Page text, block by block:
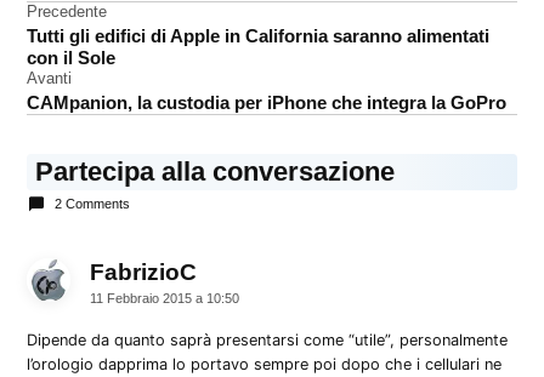
Navigazione
articoli
Precedente
Tutti gli edifici di Apple in California saranno alimentati
con il Sole
Avanti
CAMpanion, la custodia per iPhone che integra la GoPro
Partecipa alla conversazione
2 Comments
FabrizioC
11 Febbraio 2015 a 10:50
Dipende da quanto saprà presentarsi come “utile”, personalmente
l’orologio dapprima lo portavo sempre poi dopo che i cellulari ne